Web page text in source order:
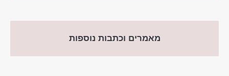
מאמרים וכתבות נוספות